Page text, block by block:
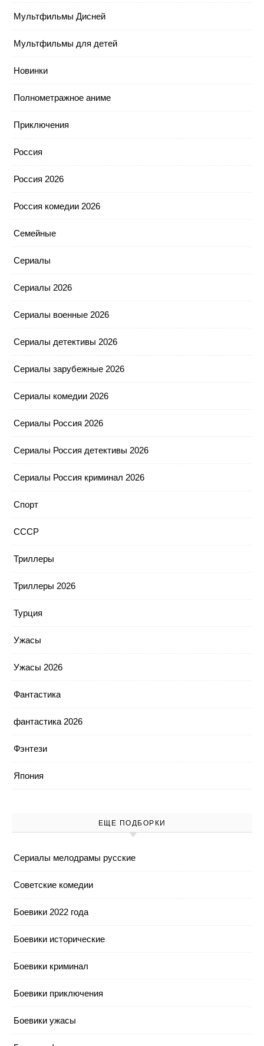
Мультфильмы Дисней
Мультфильмы для детей
Новинки
Полнометражное аниме
Приключения
Россия
Россия 2026
Россия комедии 2026
Семейные
Сериалы
Сериалы 2026
Сериалы военные 2026
Сериалы детективы 2026
Сериалы зарубежные 2026
Сериалы комедии 2026
Сериалы Россия 2026
Сериалы Россия детективы 2026
Сериалы Россия криминал 2026
Спорт
СССР
Триллеры
Триллеры 2026
Турция
Ужасы
Ужасы 2026
Фантастика
фантастика 2026
Фэнтези
Япония
ЕЩЕ ПОДБОРКИ
Cериалы мелодрамы русские
Cоветские комедии
Боевики 2022 года
Боевики исторические
Боевики криминал
Боевики приключения
Боевики ужасы